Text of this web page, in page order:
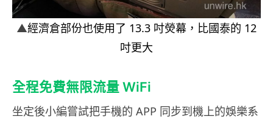
▲經濟倉部份也使用了 13.3 吋熒幕，比國泰的 12
吋更大
全程免費無限流量 WiFi
坐定後小編嘗試把手機的 APP 同步到機上的娛樂系